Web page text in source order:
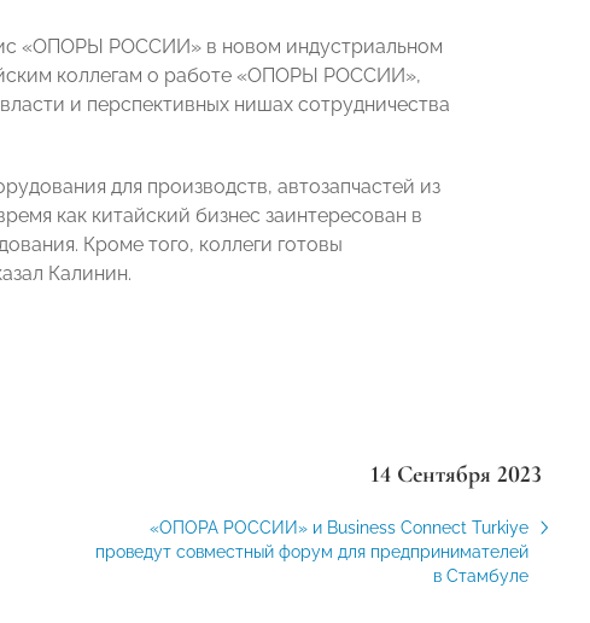
«ОПОРЫ РОССИИ» в новом индустриальном
коллегам о работе «ОПОРЫ РОССИИ»,
и перспективных нишах сотрудничества
для производств, автозапчастей из
как китайский бизнес заинтересован в
Кроме того, коллеги готовы
Калинин.
14 Сентября 2023
«ОПОРА РОССИИ» и Business Connect Turkiye
проведут совместный форум для предпринимателей
в Стамбуле